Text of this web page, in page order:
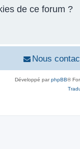
de ce forum ?
Nous
Développé parphpBB®